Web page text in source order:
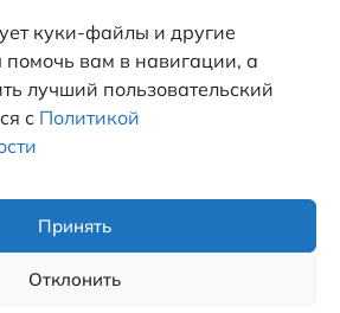
куки-файлы и другие
помочь вам в навигации, а
лучший пользовательский
с Политикой
Принять
Отклонить
компьютерного программного
услуги в данной области и
услуги​